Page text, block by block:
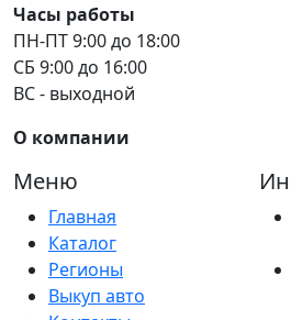
Часы работы
ПН-ПТ 9:00 до 18:00
СБ 9:00 до 16:00
ВС - выходной
О компании
Меню
Главная
Каталог
Регионы
Выкуп авто